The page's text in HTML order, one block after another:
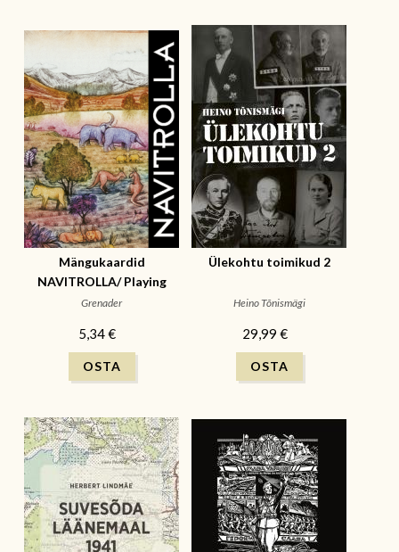
Mängukaardid
NAVITROLLA/ Playing
cards Navitrolla art
Grenader
5,34 €
Ülekohtu toimikud 2
Heino Tõnismägi
29,99 €